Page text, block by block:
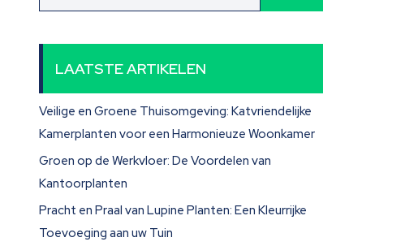
LAATSTE ARTIKELEN
Veilige en Groene Thuisomgeving: Katvriendelijke
Kamerplanten voor een Harmonieuze Woonkamer
Groen op de Werkvloer: De Voordelen van
Kantoorplanten
Pracht en Praal van Lupine Planten: Een Kleurrijke
Toevoeging aan uw Tuin